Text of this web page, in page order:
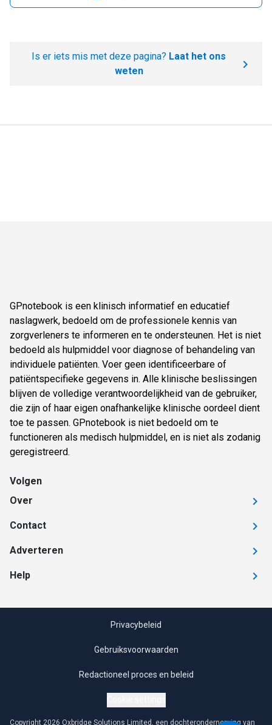
Is er iets mis met deze pagina? Laat het ons
weten
GPnotebook is een klinisch informatief en educatief
naslagwerk, bedoeld om de professionele kennis van
zorgverleners te informeren en te ondersteunen. Het is niet
bedoeld als hulpmiddel voor diagnose of behandeling van
individuele patiënten. Voer geen identificeerbare of
patiëntspecifieke gegevens in. Alle klinische beslissingen
blijven de volledige verantwoordelijkheid van de gebruiker,
die zijn of haar eigen onafhankelijke klinische oordeel dient
toe te passen. GPnotebook is niet bedoeld om te
functioneren als medisch hulpmiddel, en is niet als zodanig
geregistreerd.
Volgen
Over
Contact
Adverteren
Help
Privacybeleid
Gebruiksvoorwaarden
Redactioneel proces en beleid
Copyright 2026 Oxbridge Solutions Limited, een dochteronderneming van